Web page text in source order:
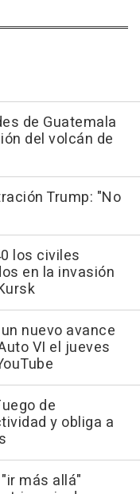
de Guatemala
del volcán de
Trump: "No
los civiles
en la invasión
nuevo avance
VI el jueves
de
y obliga a
"ir más allá"